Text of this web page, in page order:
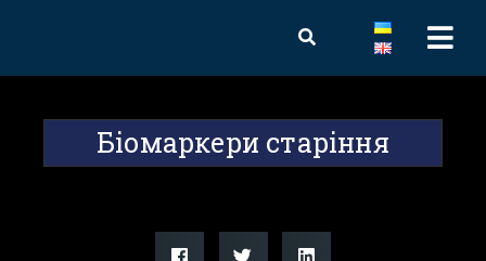
Біомаркери старіння